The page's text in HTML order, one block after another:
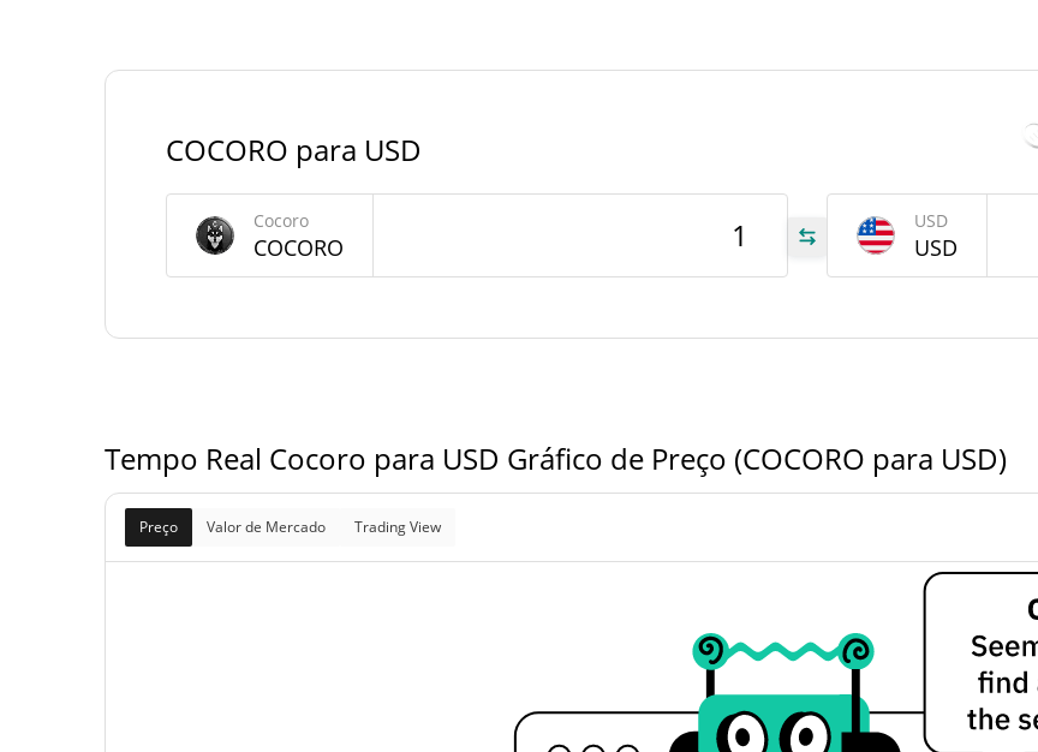
Fornecimento de Cocoro
Fornecimento em
circulação
Fornecimento total
COCORO
COCORO para USD
Cocoro
COCORO
USD
USD
Tempo Real Cocoro para USD Gráfico de Preço (COCORO para USD)
Preço Valor de Mercado Trading View